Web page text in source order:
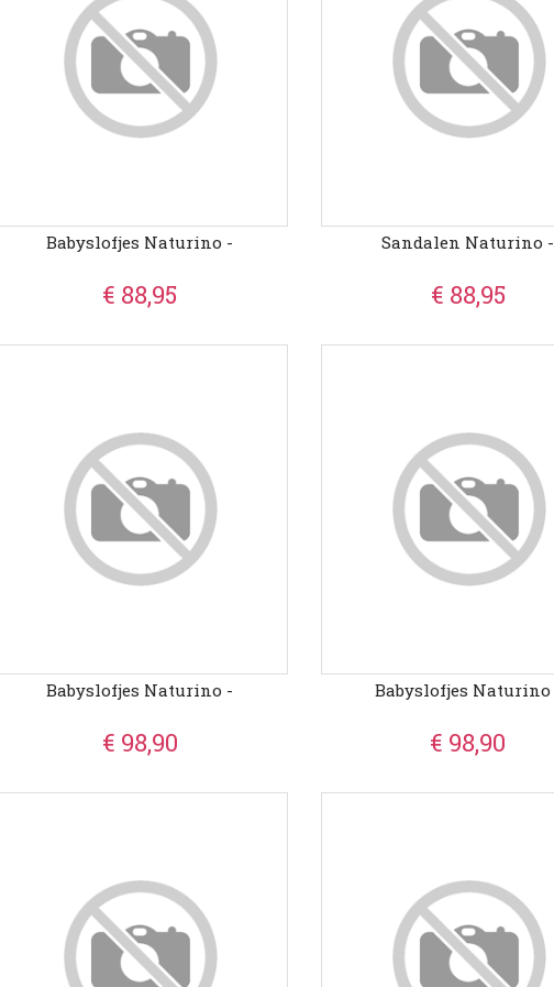
Babyslofjes Naturino -
€ 88,95
Sandalen Naturino -
€ 88,95
Babyslofjes Naturino -
€ 98,90
Babyslofjes Naturino
€ 98,90